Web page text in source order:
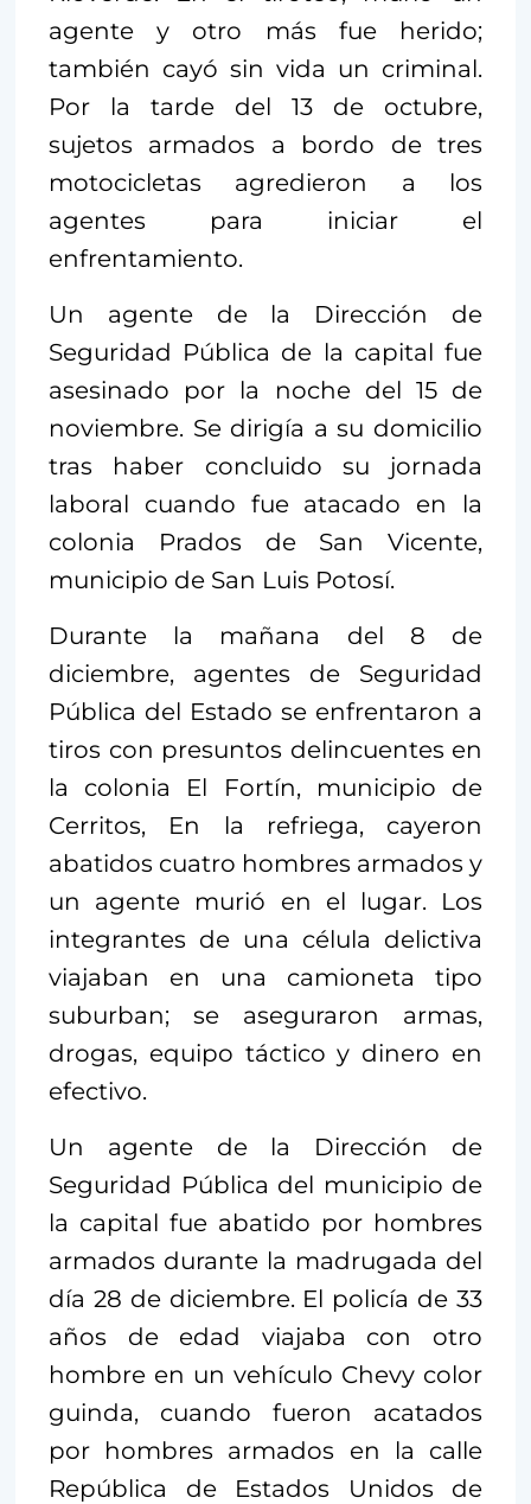
agente y otro más fue herido;
también cayó sin vida un criminal.
Por la tarde del 13 de octubre,
sujetos armados a bordo de tres
motocicletas agredieron a los
agentes para iniciar el
enfrentamiento.
Un agente de la Dirección de
Seguridad Pública de la capital fue
asesinado por la noche del 15 de
noviembre. Se dirigía a su domicilio
tras haber concluido su jornada
laboral cuando fue atacado en la
colonia Prados de San Vicente,
municipio de San Luis Potosí.
Durante la mañana del 8 de
diciembre, agentes de Seguridad
Pública del Estado se enfrentaron a
tiros con presuntos delincuentes en
la colonia El Fortín, municipio de
Cerritos, En la refriega, cayeron
abatidos cuatro hombres armados y
un agente murió en el lugar. Los
integrantes de una célula delictiva
viajaban en una camioneta tipo
suburban; se aseguraron armas,
drogas, equipo táctico y dinero en
efectivo.
Un agente de la Dirección de
Seguridad Pública del municipio de
la capital fue abatido por hombres
armados durante la madrugada del
día 28 de diciembre. El policía de 33
años de edad viajaba con otro
hombre en un vehículo Chevy color
guinda, cuando fueron acatados
por hombres armados en la calle
República de Estados Unidos de